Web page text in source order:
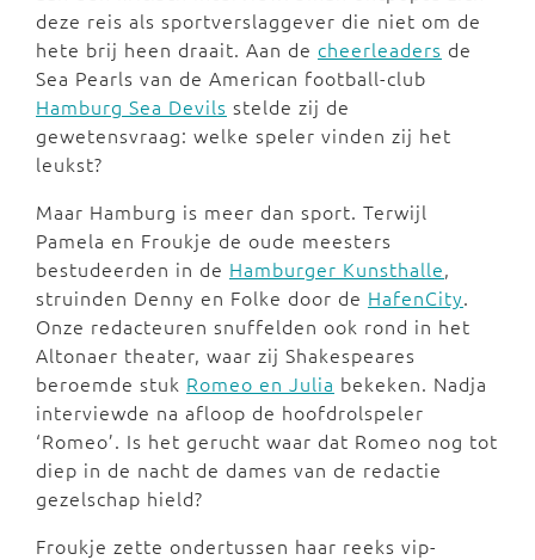
deze reis als sportverslaggever die niet om de
hete brij heen draait. Aan de cheerleaders de
Sea Pearls van de American football-club
Hamburg Sea Devils stelde zij de
gewetensvraag: welke speler vinden zij het
leukst?
Maar Hamburg is meer dan sport. Terwijl
Pamela en Froukje de oude meesters
bestudeerden in de Hamburger Kunsthalle,
struinden Denny en Folke door de HafenCity.
Onze redacteuren snuffelden ook rond in het
Altonaer theater, waar zij Shakespeares
beroemde stuk Romeo en Julia bekeken. Nadja
interviewde na afloop de hoofdrolspeler
‘Romeo’. Is het gerucht waar dat Romeo nog tot
diep in de nacht de dames van de redactie
gezelschap hield?
Froukje zette ondertussen haar reeks vip-